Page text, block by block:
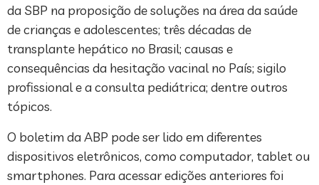
da SBP na proposição de soluções na área da saúde
de crianças e adolescentes; três décadas de
transplante hepático no Brasil; causas e
consequências da hesitação vacinal no País; sigilo
profissional e a consulta pediátrica; dentre outros
tópicos.
O boletim da ABP pode ser lido em diferentes
dispositivos eletrônicos, como computador, tablet ou
smartphones. Para acessar edições anteriores foi